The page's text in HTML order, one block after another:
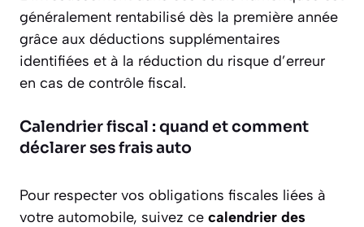
généralement rentabilisé dès la première année
grâce aux déductions supplémentaires
identifiées et à la réduction du risque d’erreur
en cas de contrôle fiscal.
Calendrier fiscal : quand et comment
déclarer ses frais auto
Pour respecter vos obligations fiscales liées à
votre automobile, suivez ce calendrier des